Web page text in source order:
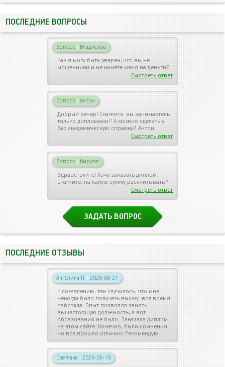
ПОСЛЕДНИЕ ВОПРОСЫ
Вопрос | Владислав
Как я могу быть уверен, что вы не
мошенники и не кинете меня на деньги?
Смотреть ответ
Вопрос | Антон
Добрый вечер! Скажите, вы занимаетесь
только дипломами? А можно сделать у
Вас академическую справку? Антон
Смотреть ответ
Вопрос | Кирилл
Здравствуйте! Хочу заказать диплом.
Скажите, на какую сумму рассчитывать?
Смотреть ответ
ЗАДАТЬ ВОПРОС
ПОСЛЕДНИЕ ОТЗЫВЫ
Ангелина П. | 2026-06-21
К сожалению, так случилось, что мне
некогда было получать вышку: все время
работала. Опыт позволял занять
вышестоящую должность, а вот
образования не было. Заказала диплом
на этом сайте. Конечно, были сомнения,
но все прошло отлично! Рекомендую.
Светлана | 2026-06-19